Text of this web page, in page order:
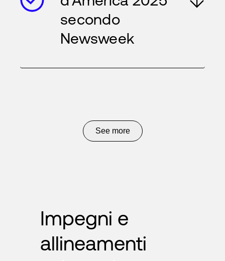
secondo
Newsweek
See more
Impegni e
allineamenti